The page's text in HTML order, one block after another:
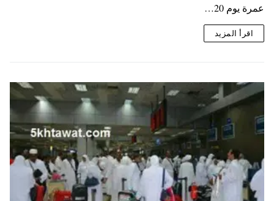
عمرة يوم 20…
اقرأ المزيد